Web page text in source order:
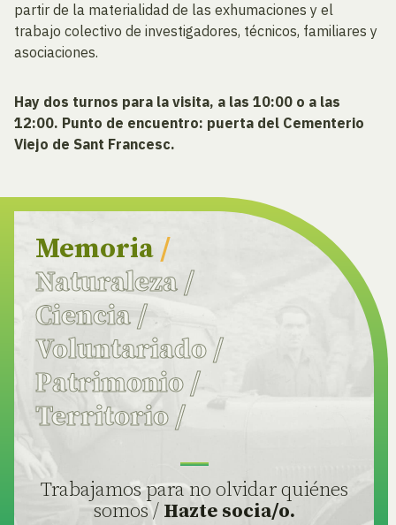
partir de la materialidad de las exhumaciones y el
trabajo colectivo de investigadores, técnicos, familiares y
asociaciones.
Hay dos turnos para la visita, a las 10:00 o a las
12:00. Punto de encuentro: puerta del Cementerio
Viejo de Sant Francesc.
Memoria /
Naturaleza/
Ciencia /
Voluntariado /
Patrimonio/
Territorio/
Trabajamos para no olvidar quiénes
somos / Hazte socia/o.